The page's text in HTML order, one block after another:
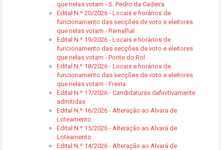
que nelas votam - S. Pedro da Cadeira
Edital N.º 20/2026 - Locais e horários de
funcionamento das secções de voto e eleitores
que nelas votam - Ramalhal
Edital N.º 19/2026 - Locais e horários de
funcionamento das secções de voto e eleitores
que nelas votam - Ponte do Rol
Edital N.º 18/2026 - Locais e horários de
funcionamento das secções de voto e eleitores
que nelas votam - Freiria
Edital N.º 17/2026 - Candidaturas definitivamente
admitidas
Edital N.º 16/2026 - Alteração ao Alvará de
Loteamento
Edital N.º 15/2026 - Alteração ao Alvará de
Loteamento
Edital N.º 14/2026 - Alteração ao Alvará de